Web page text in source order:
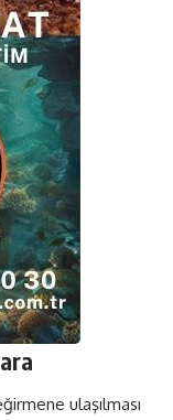
ulaşılması